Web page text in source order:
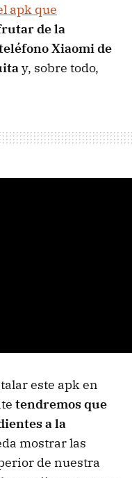
apk que
de la
Xiaomi de
y, sobre todo,
este apk en
tendremos que
a la
mostrar las
de nuestra